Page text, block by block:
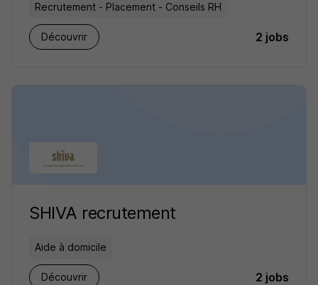
Recrutement - Placement - Conseils RH
Découvrir 2 jobs
SHIVA recrutement
Aide à domicile
Découvrir 2 jobs